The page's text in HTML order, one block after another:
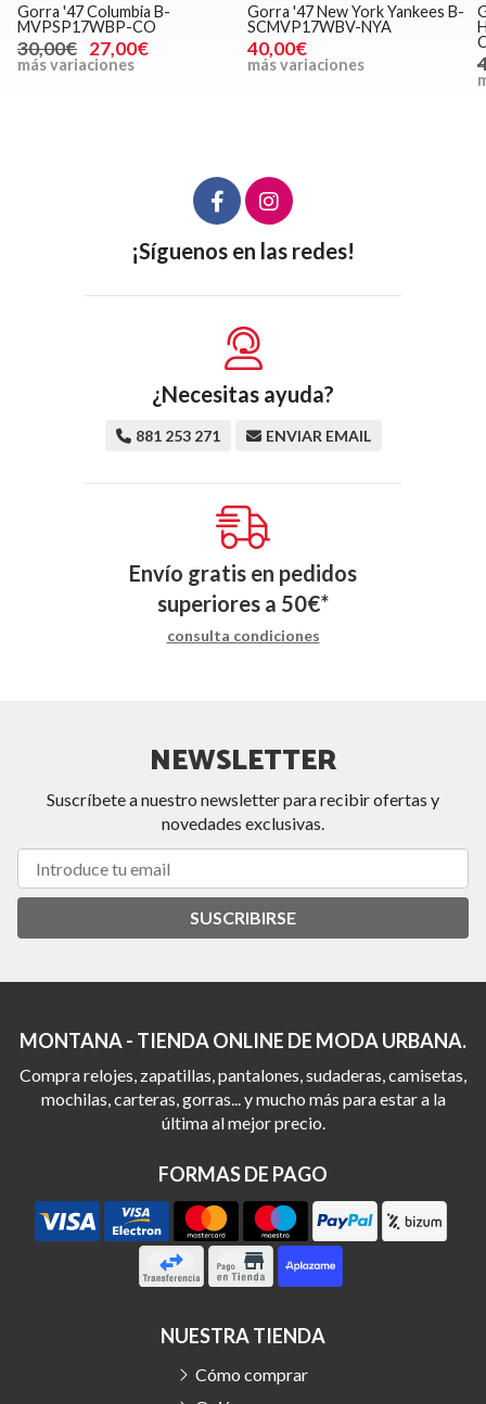
Gorra '47 Columbia B-
MVPSP17WBP-CO
30,00€ 27,00€
más variaciones
Gorra '47 New York Yankees B-
SCMVP17WBV-NYA
40,00€
más variaciones
¡Síguenos en las redes!
¿Necesitas ayuda?
881 253 271 ENVIAR EMAIL
Envío gratis en pedidos
superiores a 50€*
consulta condiciones
NEWSLETTER
Suscríbete a nuestro newsletter para recibir ofertas y
novedades exclusivas.
SUSCRIBIRSE
MONTANA - TIENDA ONLINE DE MODA URBANA.
Compra relojes, zapatillas, pantalones, sudaderas, camisetas,
mochilas, carteras, gorras... y mucho más para estar a la
última al mejor precio.
FORMAS DE PAGO
NUESTRA TIENDA
Cómo comprar